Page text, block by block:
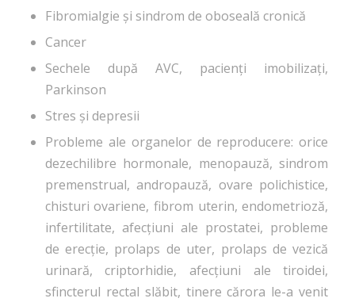
Fibromialgie și sindrom de oboseală cronică
Cancer
Sechele după AVC, pacienți imobilizați,
Parkinson
Stres și depresii
Probleme ale organelor de reproducere: orice
dezechilibre hormonale, menopauză, sindrom
premenstrual, andropauză, ovare polichistice,
chisturi ovariene, fibrom uterin, endometrioză,
infertilitate, afecțiuni ale prostatei, probleme
de erecție, prolaps de uter, prolaps de vezică
urinară, criptorhidie, afecțiuni ale tiroidei,
sfincterul rectal slăbit, tinere cărora le-a venit